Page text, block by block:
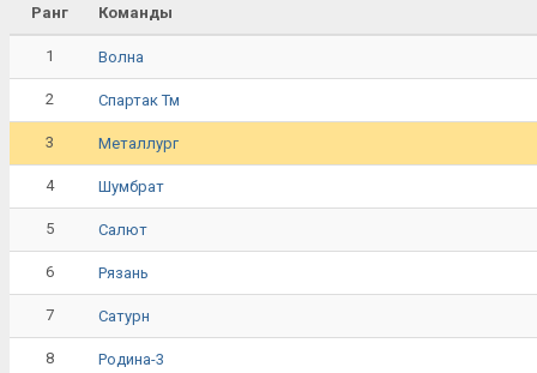
Ранг Команды
1 Волна
2 Спартак Тм
3 Металлург
4 Шумбрат
5 Салют
6 Рязань
7 Сатурн
8 Родина-3